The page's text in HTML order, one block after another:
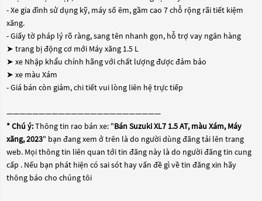
- Xe gia đình sử dụng kỹ, máy số êm, gầm cao 7 chỗ rộng rãi tiết kiệm
xăng.
- Giấy tờ pháp lý rõ ràng, sang tên nhanh gọn, hỗ trợ vay ngân hàng
➤ trang bị động cơ mới Máy xăng 1.5 L
➤ xe Nhập khẩu chính hãng với chất lượng được đảm bảo
➤ xe màu Xám
- Giá bán còn giảm, chi tiết vui lòng liên hệ trực tiếp
————————————————————————
* Chú ý:Thông tin rao bán xe: "Bán Suzuki XL7 1.5 AT, màu Xám, Máy
xăng, 2023" bạn đang xem ở trên là do người dùng đăng tải lên trang
web. Mọi thông tin liên quan tới tin đăng này là do người đăng tin cung
cấp . Nếu bạn phát hiện có sai sót hay vấn đề gì về tin đăng xin hãy
thông báo cho chúng tôi